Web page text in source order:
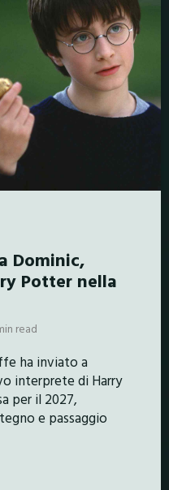
Dominic,
Potter nella
read
ha inviato a
interprete di Harry
per il 2027,
e passaggio